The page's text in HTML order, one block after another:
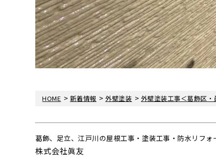
HOME > 新着情報 >外壁塗装 > 外壁塗装工事＜葛飾区・
葛飾、足立、江戸川の屋根工事・塗装工事・防水リフォ
株式会社眞友